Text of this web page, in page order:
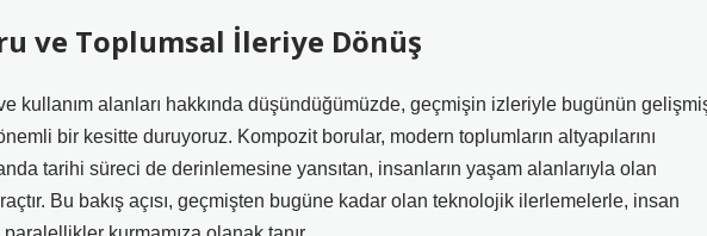
ve Toplumsal İleriye Dönüş
ve kullanım alanları hakkında düşündüğümüzde, geçmişin izleriyle bugünün
bir kesitte duruyoruz. Kompozit borular, modern toplumların altyapılarını
tarihi süreci de derinlemesine yansıtan, insanların yaşam alanlarıyla olan
Bu bakış açısı, geçmişten bugüne kadar olan teknolojik ilerlemelerle, insan